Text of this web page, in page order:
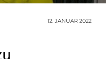
12. JANUAR 2022